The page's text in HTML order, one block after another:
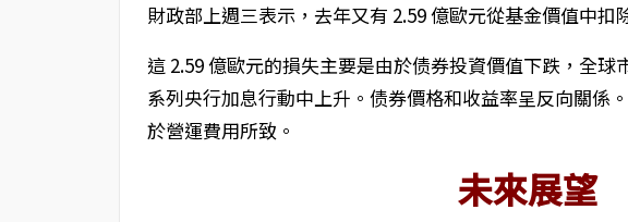
財政部上週三表示，去年又有 2.59 億歐元從基金價值中扣
這 2.59 億歐元的損失主要是由於债券投資價值下跌，全
系列央行加息行動中上升。债券價格和收益率呈反向關係
於營運費用所致。
未來展望